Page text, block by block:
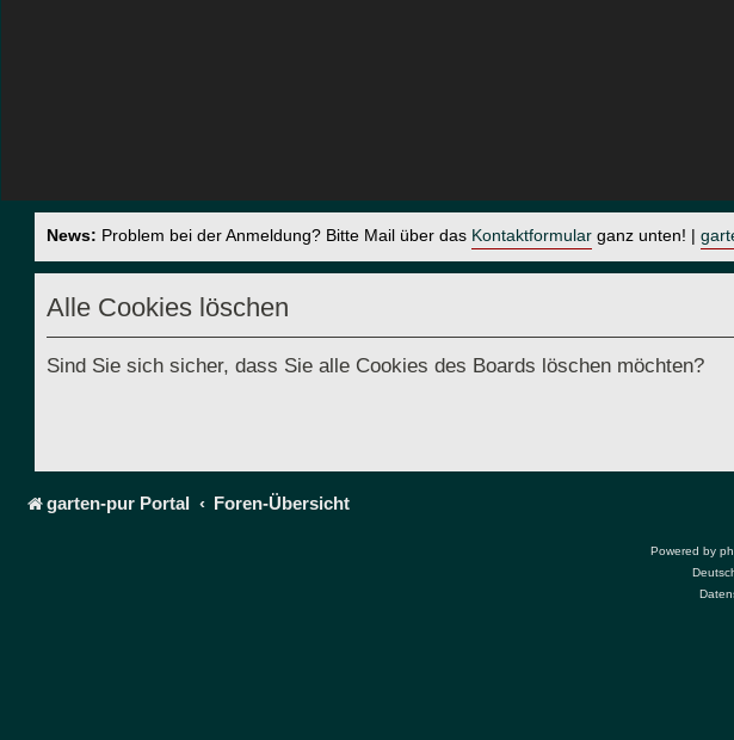
News: Problem bei der Anmeldung? Bitte Mail über das Kontaktformular ganz unten! |
Alle Cookies löschen
Sind Sie sich sicher, dass Sie alle Cookies des Boards löschen möchten?
garten-pur Portal Foren-Übersicht
Powered by